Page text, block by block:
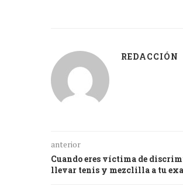
REDACCIÓN
anterior
Cuando eres víctima de
llevar tenis y mezclilla a tu